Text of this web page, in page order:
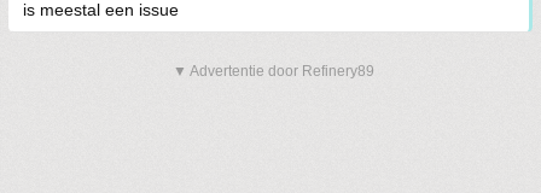
is meestal een issue
▼ Advertentie door Refinery89